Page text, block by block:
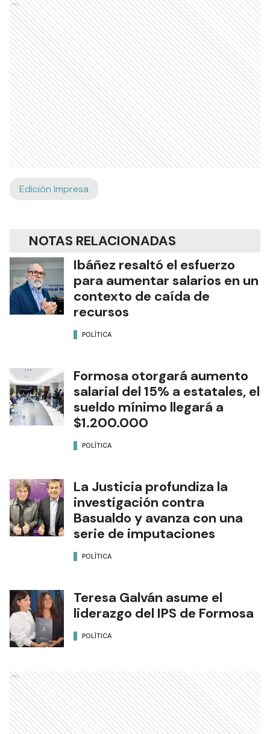
Ads
Edición Impresa
NOTAS RELACIONADAS
Ibáñez resaltó el esfuerzo
para aumentar salarios en un
contexto de caída de
recursos
POLÍTICA
Formosa otorgará aumento
salarial del 15% a estatales, el
sueldo mínimo llegará a
$1.200.000
POLÍTICA
La Justicia profundiza la
investigación contra
Basualdo y avanza con una
serie de imputaciones
POLÍTICA
Teresa Galván asume el
liderazgo del IPS de Formosa
POLÍTICA
Ads